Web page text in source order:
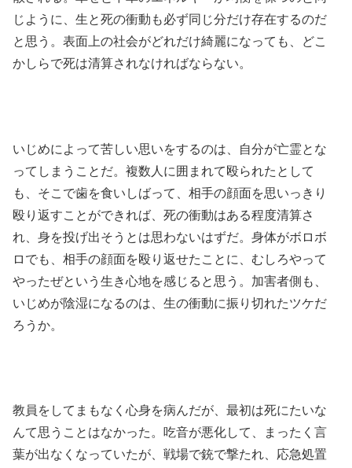
じように、生と死の衝動も必ず同じ分だけ存在するのだ
と思う。表面上の社会がどれだけ綺麗になっても、どこ
かしらで死は清算されなければならない。
いじめによって苦しい思いをするのは、自分が亡霊とな
ってしまうことだ。複数人に囲まれて殴られたとして
も、そこで歯を食いしばって、相手の顔面を思いっきり
殴り返すことができれば、死の衝動はある程度清算さ
れ、身を投げ出そうとは思わないはずだ。身体がボロボ
ロでも、相手の顔面を殴り返せたことに、むしろやって
やったぜという生き心地を感じると思う。加害者側も、
いじめが陰湿になるのは、生の衝動に振り切れたツケだ
ろうか。
教員をしてまもなく心身を病んだが、最初は死にたいな
んて思うことはなかった。吃音が悪化して、まったく言
葉が出なくなっていたが、戦場で銃で撃たれ、応急処置